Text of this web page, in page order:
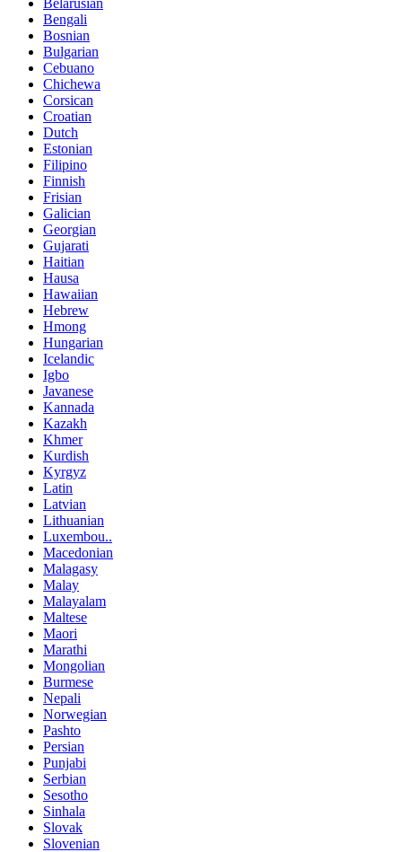
Belarusian
Bengali
Bosnian
Bulgarian
Cebuano
Chichewa
Corsican
Croatian
Dutch
Estonian
Filipino
Finnish
Frisian
Galician
Georgian
Gujarati
Haitian
Hausa
Hawaiian
Hebrew
Hmong
Hungarian
Icelandic
Igbo
Javanese
Kannada
Kazakh
Khmer
Kurdish
Kyrgyz
Latin
Latvian
Lithuanian
Luxembou..
Macedonian
Malagasy
Malay
Malayalam
Maltese
Maori
Marathi
Mongolian
Burmese
Nepali
Norwegian
Pashto
Persian
Punjabi
Serbian
Sesotho
Sinhala
Slovak
Slovenian